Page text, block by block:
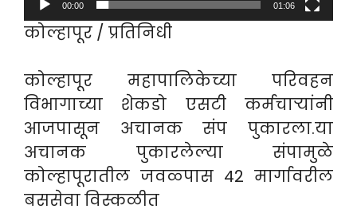
00:00 01:06
कोल्हापूर / प्रतिनिधी
कोल्हापूर महापालिकेच्या परिवहन
विभागाच्या शेकडो एसटी कर्मचाऱ्यांनी
आजपासून अचानक संप पुकारला.या
अचानक पुकारलेल्या संपामुळे
कोल्हापूरातील जवळ्पास 42 मार्गावरील
बससेवा विस्कळीत